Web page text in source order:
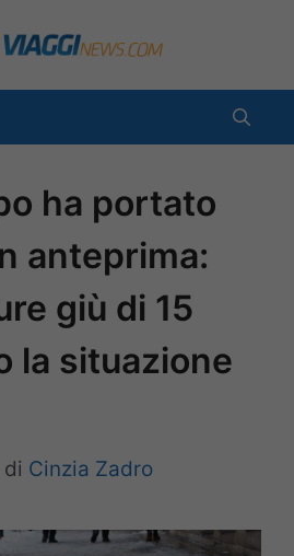
ha portato
anteprima:
giù di 15
la situazione
di Cinzia Zadro